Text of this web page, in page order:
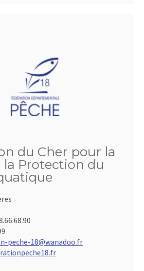
du Cher pour la
la Protection du
peche-18@wanadoo.fr